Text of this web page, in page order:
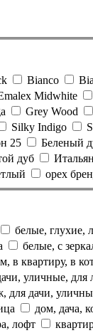
Bianco
Midwhite
Grey Wood
Silky Indigo
25 Беленый
дуб
орех
белые, глухие,
белые, с
в квартиру, в
уличные,
для дачи,
дом, дача,
лофт